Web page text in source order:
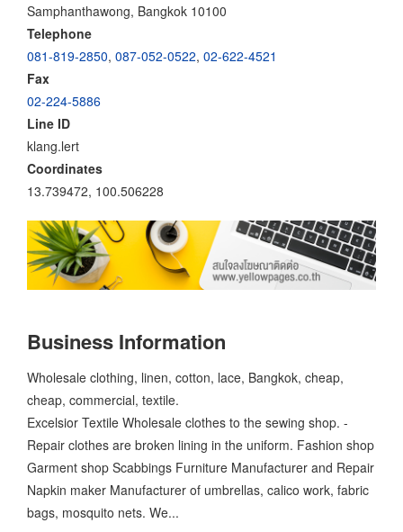
Samphanthawong, Bangkok 10100
Telephone
081-819-2850, 087-052-0522, 02-622-4521
Fax
02-224-5886
Line ID
klang.lert
Coordinates
13.739472, 100.506228
Business Information
Wholesale clothing, linen, cotton, lace, Bangkok, cheap,
cheap, commercial, textile.
Excelsior Textile Wholesale clothes to the sewing shop. -
Repair clothes are broken lining in the uniform. Fashion shop
Garment shop Scabbings Furniture Manufacturer and Repair
Napkin maker Manufacturer of umbrellas, calico work, fabric
bags, mosquito nets. We...